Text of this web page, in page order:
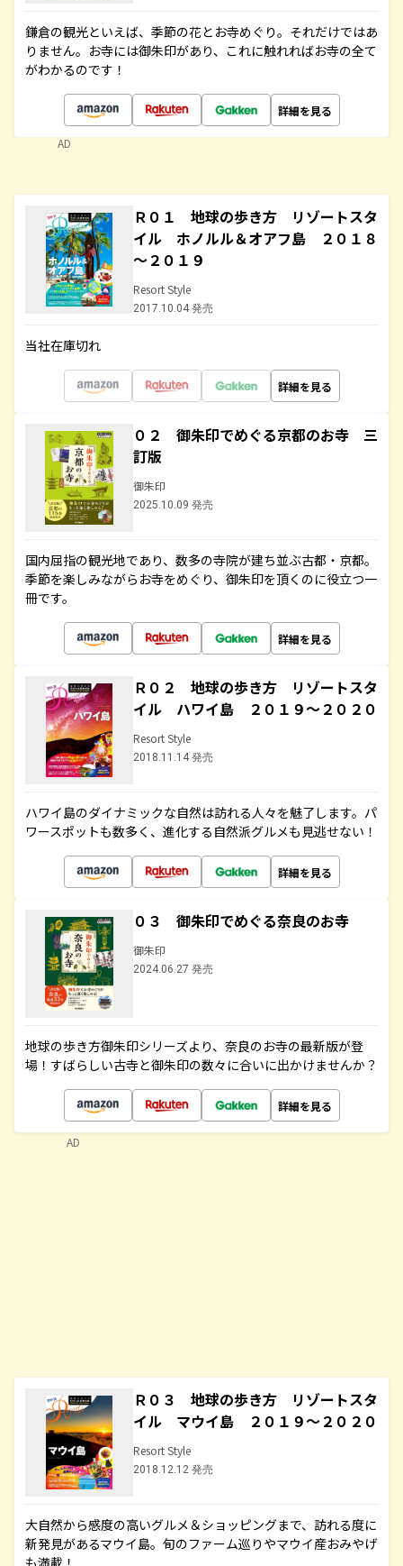
鎌倉の観光といえば、季節の花とお寺めぐり。それだけではあ
りません。お寺には御朱印があり、これに触れればお寺の全て
がわかるのです！
詳細を見る
AD
Ｒ０１ 地球の歩き方 リゾートスタ
イル ホノルル＆オアフ島 ２０１８
～２０１９
Resort Style
2017.10.04 発売
当社在庫切れ
詳細を見る
０２ 御朱印でめぐる京都のお寺 三
訂版
御朱印
2025.10.09 発売
国内屈指の観光地であり、数多の寺院が建ち並ぶ古都・京都。
季節を楽しみながらお寺をめぐり、御朱印を頂くのに役立つ一
冊です。
詳細を見る
Ｒ０２ 地球の歩き方 リゾートスタ
イル ハワイ島 ２０１９～２０２０
Resort Style
2018.11.14 発売
ハワイ島のダイナミックな自然は訪れる人々を魅了します。パ
ワースポットも数多く、進化する自然派グルメも見逃せない！
詳細を見る
０３ 御朱印でめぐる奈良のお寺
御朱印
2024.06.27 発売
地球の歩き方御朱印シリーズより、奈良のお寺の最新版が登
場！すばらしい古寺と御朱印の数々に合いに出かけませんか？
詳細を見る
Ｒ０３ 地球の歩き方 リゾートスタ
イル マウイ島 ２０１９～２０２０
Resort Style
2018.12.12 発売
大自然から感度の高いグルメ＆ショッピングまで、訪れる度に
新発見があるマウイ島。旬のファーム巡りやマウイ産おみやげ
も満載！
AD